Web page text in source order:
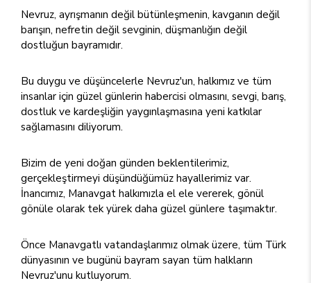
Nevruz, ayrışmanın değil bütünleşmenin, kavganın değil
barışın, nefretin değil sevginin, düşmanlığın değil
dostluğun bayramıdır.
Bu duygu ve düşüncelerle Nevruz'un, halkımız ve tüm
insanlar için güzel günlerin habercisi olmasını, sevgi, barış,
dostluk ve kardeşliğin yaygınlaşmasına yeni katkılar
sağlamasını diliyorum.
Bizim de yeni doğan günden beklentilerimiz,
gerçekleştirmeyi düşündüğümüz hayallerimiz var.
İnancımız, Manavgat halkımızla el ele vererek, gönül
gönüle olarak tek yürek daha güzel günlere taşımaktır.
Önce Manavgatlı vatandaşlarımız olmak üzere, tüm Türk
dünyasının ve bugünü bayram sayan tüm halkların
Nevruz'unu kutluyorum.